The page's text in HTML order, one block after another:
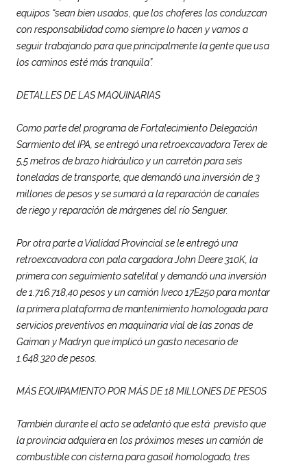
equipos “sean bien usados, que los choferes los conduzcan
con responsabilidad como siempre lo hacen y vamos a
seguir trabajando para que principalmente la gente que usa
los caminos esté más tranquila”.
DETALLES DE LAS MAQUINARIAS
Como parte del programa de Fortalecimiento Delegación
Sarmiento del IPA, se entregó una retroexcavadora Terex de
5,5 metros de brazo hidráulico y un carretón para seis
toneladas de transporte, que demandó una inversión de 3
millones de pesos y se sumará a la reparación de canales
de riego y reparación de márgenes del río Senguer.
Por otra parte aVialidadProvincialse le entregó una
retroexcavadora con pala cargadora John Deere 310K, la
primera con seguimiento satelital y demandó una inversión
de 1.716.718,40 pesos y un camión Iveco 17E250 para montar
la primera plataforma de mantenimiento homologada para
servicios preventivos en maquinaria vial de las zonas de
Gaiman y Madryn que implicó un gasto necesario de
1.648.320 de pesos.
MÁS EQUIPAMIENTO POR MÁS DE 18 MILLONES DE PESOS
También durante el acto se adelantó que está previsto que
laprovinciaadquiera en los próximos meses un camión de
combustible con cisterna para gasoil homologado, tres